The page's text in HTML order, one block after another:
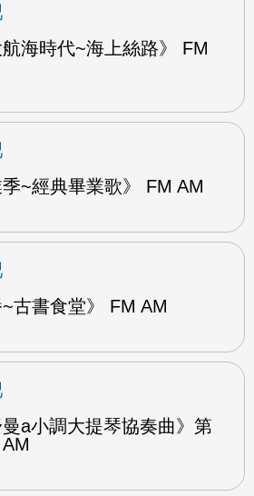
海時代~海上絲路》 FM
季~經典畢業歌》 FM AM
~古書食堂》 FM AM
a小調大提琴協奏曲》第